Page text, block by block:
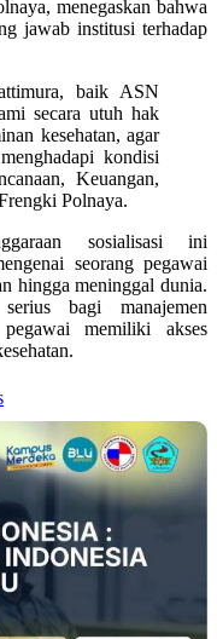
menegaskan bahwa
jawab institusi terhadap
baik ASN
secara utuh hak
kesehatan, agar
kondisi
Keuangan,
Polnaya.
sosialisasi ini
seorang pegawai
hingga meninggal dunia.
bagi manajemen
memiliki akses